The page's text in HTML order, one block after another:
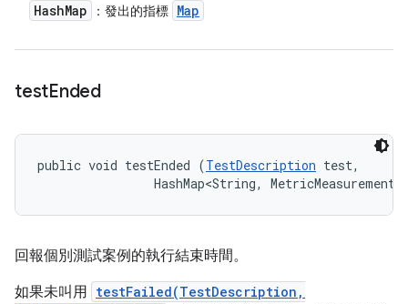
HashMap ：發出的指標 Map
testEnded
public void testEnded (TestDescription test,
HashMap<String,
回報個別測試案例的執行結束時間。
如果未叫用 testFailed(TestDescription,